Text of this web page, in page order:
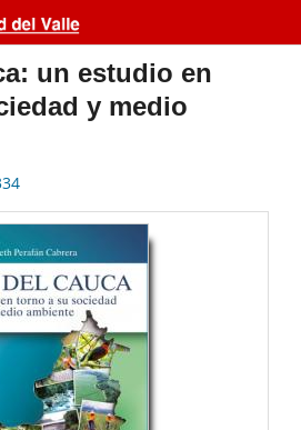
un estudio en
y medio